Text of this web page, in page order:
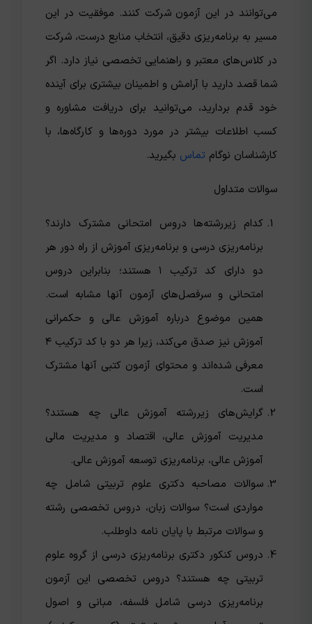
می‌توانند در این آزمون شرکت کنند. موفقیت در این
مسیر به برنامه‌ریزی دقیق، انتخاب منابع درست، شرکت
در کلاس‌های معتبر و راهنمایی تخصصی نیاز دارد. اگر
شما قصد دارید با آرامش و اطمینان بیشتری برای آینده
خود قدم بردارید، می‌توانید برای دریافت مشاوره و
کسب اطلاعات بیشتر در مورد دوره‌ها و کارگاه‌ها، با
کارشناسان نوگام تماس بگیرید.
سوالات متداول
کدام زیررشته‌ها دروس امتحانی مشترک دارند؟
برنامه‌ریزی درسی و برنامه‌ریزی آموزش از راه دور هر
دو دارای کد ترکیب ۱ هستند؛ بنابراین دروس
امتحانی و سرفصل‌های آزمون آنها مشابه است.
همین موضوع درباره آموزش عالی و حکمرانی
آموزش نیز صدق می‌کند، زیرا هر دو با کد ترکیب ۴
معرفی شده‌اند و محتوای آزمون کتبی آنها مشترک
است.
گرایش‌های زیررشته آموزش عالی چه هستند؟
مدیریت آموزش عالی، اقتصاد و مدیریت مالی
آموزش عالی، برنامه‌ریزی توسعه آموزش عالی.
سوالات مصاحبه دکتری علوم تربیتی شامل چه
مواردی است؟ سوالات زبان، دروس تخصصی رشته
و سوالات مرتبط با پایان نامه داوطلب.
دروس کنکور دکتری برنامه‌ریزی درسی از گروه علوم
تربیتی چه هستند؟ دروس تخصصی این آزمون
برنامه‌ریزی درسی شامل فلسفه، مبانی و اصول